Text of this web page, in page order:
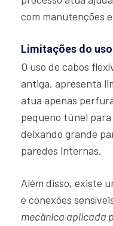
com manutenções
Limitações do
O uso de cabos
antiga, apresenta
atua apenas
pequeno túnel para
deixando grande
paredes internas.
Além disso, existe
e conexões
mecânica aplicada